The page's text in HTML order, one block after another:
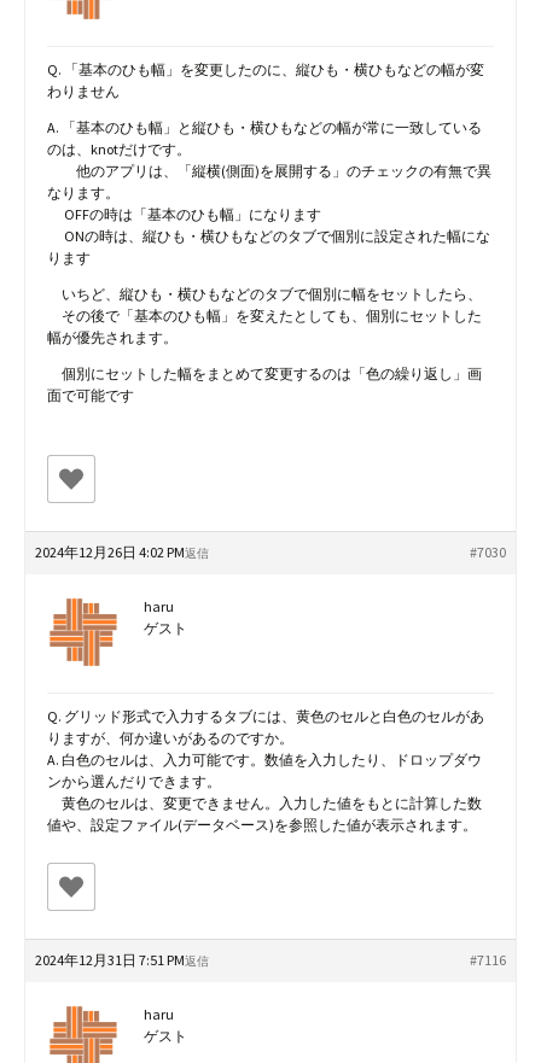
Q. 「基本のひも幅」を変更したのに、縦ひも・横ひもなどの幅が変
わりません
A. 「基本のひも幅」と縦ひも・横ひもなどの幅が常に一致している
のは、knotだけです。
他のアプリは、「縦横(側面)を展開する」のチェックの有無で異
なります。
OFFの時は「基本のひも幅」になります
ONの時は、縦ひも・横ひもなどのタブで個別に設定された幅にな
ります
いちど、縦ひも・横ひもなどのタブで個別に幅をセットしたら、
その後で「基本のひも幅」を変えたとしても、個別にセットした
幅が優先されます。
個別にセットした幅をまとめて変更するのは「色の繰り返し」画
面で可能です
2024年12月26日 4:02 PM #7030
返信
haru
ゲスト
Q. グリッド形式で入力するタブには、黄色のセルと白色のセルがあ
りますが、何か違いがあるのですか。
A. 白色のセルは、入力可能です。数値を入力したり、ドロップダウ
ンから選んだりできます。
黄色のセルは、変更できません。入力した値をもとに計算した数
値や、設定ファイル(データベース)を参照した値が表示されます。
2024年12月31日 7:51 PM #7116
返信
haru
ゲスト